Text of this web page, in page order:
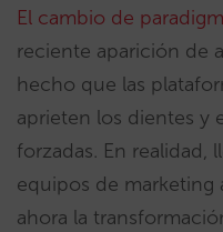
El cambio de
reciente aparición de
hecho que las
aprieten los dientes y
forzadas. En realidad,
equipos de marketing
ahora la